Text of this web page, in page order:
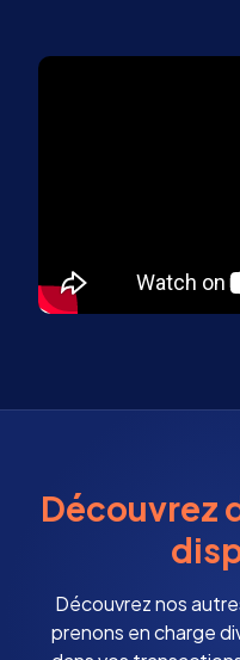
Découvrez
Découvrez nos
prenons en charge